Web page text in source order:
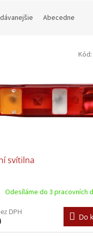
Abecedne
svítilna
Odesíláme do 3 pracovních
DPH
Do
Kód: